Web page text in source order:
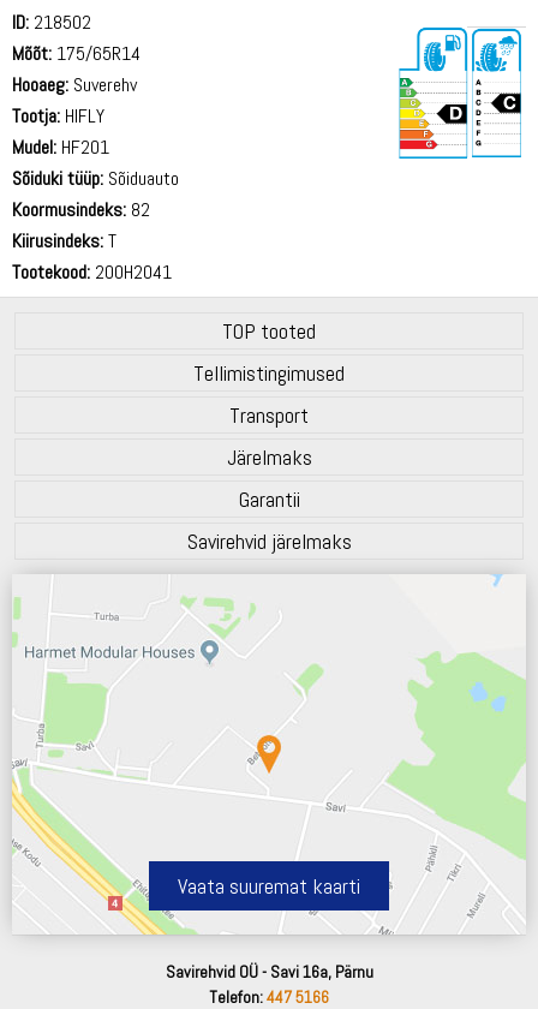
ID: 218502
Mõõt: 175/65R14
Hooaeg: Suverehv
Tootja: HIFLY
Mudel: HF201
Sõiduki tüüp: Sõiduauto
Koormusindeks: 82
Kiirusindeks:T
Tootekood: 200H2041
TOP tooted
Tellimistingimused
Transport
Järelmaks
Garantii
Savirehvid järelmaks
Vaata suuremat kaarti
Savirehvid OÜ - Savi 16a, Pärnu
Telefon:447 5166